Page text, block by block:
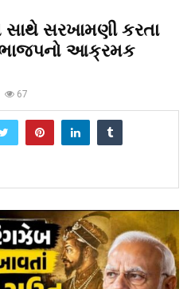
સરખામણી કરતા
ભાજપનો આક્રમક
67